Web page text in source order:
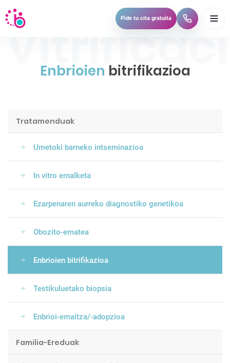
Pide tu cita gratuita
A
b
Enbrioien bitrifikazioa
Tratamenduak
Umetoki barneko intseminazioa
In vitro ernalketa
Ezarpenaren aurreko diagnostiko genetikoa
Obozito-ematea
Enbrioien bitrifikazioa
Testikuluetako biopsia
Enbrioi-emaitza/-adopzioa
Familia-Ereduak